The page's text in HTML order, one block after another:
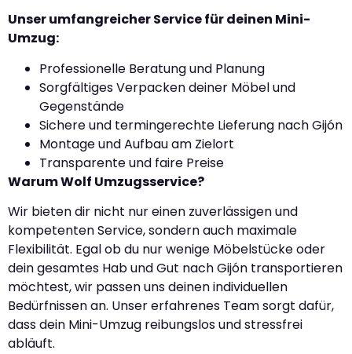
Unser umfangreicher Service für deinen Mini-
Umzug:
Professionelle Beratung und Planung
Sorgfältiges Verpacken deiner Möbel und
Gegenstände
Sichere und termingerechte Lieferung nach Gijón
Montage und Aufbau am Zielort
Transparente und faire Preise
Warum Wolf Umzugsservice?
Wir bieten dir nicht nur einen zuverlässigen und
kompetenten Service, sondern auch maximale
Flexibilität. Egal ob du nur wenige Möbelstücke oder
dein gesamtes Hab und Gut nach Gijón transportieren
möchtest, wir passen uns deinen individuellen
Bedürfnissen an. Unser erfahrenes Team sorgt dafür,
dass dein Mini-Umzug reibungslos und stressfrei
abläuft.